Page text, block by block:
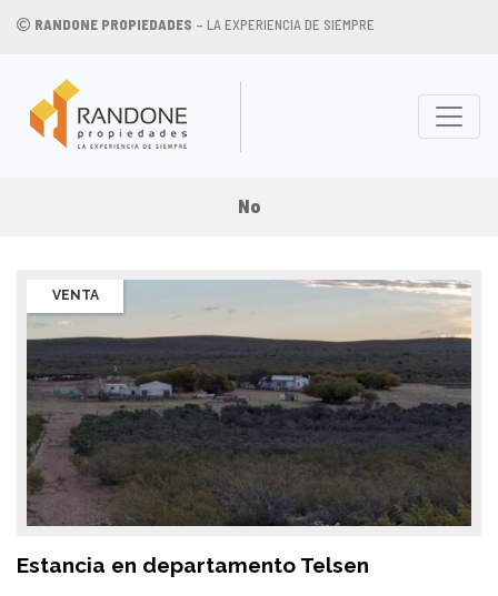
RANDONE PROPIEDADES – LA EXPERIENCIA DE SIEMPRE
No
VENTA
Estancia en departamento Telsen